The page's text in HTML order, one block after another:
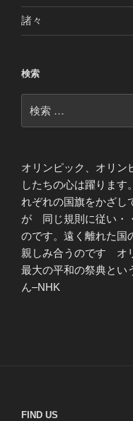
諸々
検索
索:
オリンピック、オリン
したちの心は躍りま
れぞれの国旗をかざし
が 同じ規則に従い・
のです。遠く離れた国
親しみ合うのです オ
最大の平和の祭典と
ん–NHK
FIND US